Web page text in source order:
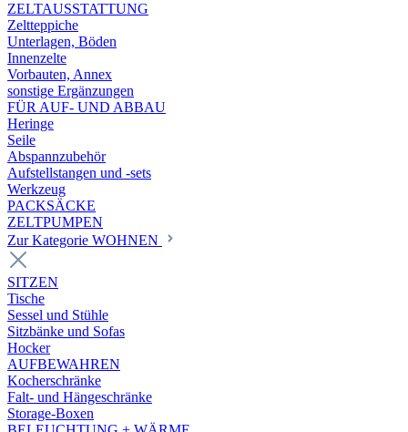
ZELTAUSSTATTUNG
Zeltteppiche
Unterlagen, Böden
Innenzelte
Vorbauten, Annex
sonstige Ergänzungen
FÜR AUF- UND ABBAU
Heringe
Seile
Abspannzubehör
Aufstellstangen und -sets
Werkzeug
PACKSÄCKE
ZELTPUMPEN
Zur Kategorie WOHNEN
SITZEN
Tische
Sessel und Stühle
Sitzbänke und Sofas
Hocker
AUFBEWAHREN
Kocherschränke
Falt- und Hängeschränke
Storage-Boxen